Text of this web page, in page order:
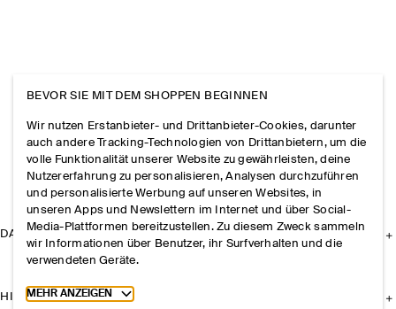
DAS UNTERNEHMEN
HILFE
BEVOR SIE MIT DEM SHOPPEN BEGINNEN
Wir nutzen Erstanbieter- und Drittanbieter-Cookies, darunter
auch andere Tracking-Technologien von Drittanbietern, um die
volle Funktionalität unserer Website zu gewährleisten, deine
Nutzererfahrung zu personalisieren, Analysen durchzuführen
und personalisierte Werbung auf unseren Websites, in
unseren Apps und Newslettern im Internet und über Social-
Media-Plattformen bereitzustellen. Zu diesem Zweck sammeln
wir Informationen über Benutzer, ihr Surfverhalten und die
verwendeten Geräte.
Toggle more cookie information
MEHR ANZEIGEN